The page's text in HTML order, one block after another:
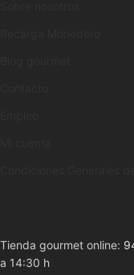
Tienda gourmet online:
a 14:30 h